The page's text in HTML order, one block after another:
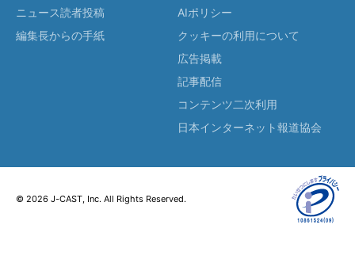
ニュース読者投稿
編集長からの手紙
AIポリシー
クッキーの利用について
広告掲載
記事配信
コンテンツ二次利用
日本インターネット報道協会
© 2026 J-CAST, Inc. All Rights Reserved.